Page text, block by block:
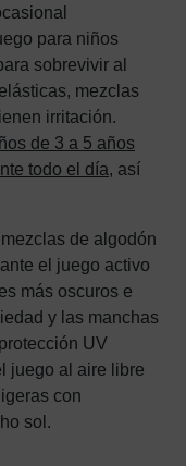
para niños
sobrevivir al
mezclas
irritación.
de 3 a 5 años
todo el día, así
de algodón
el juego activo
más oscuros e
y las manchas
UV
juego al aire libre
con
sol.